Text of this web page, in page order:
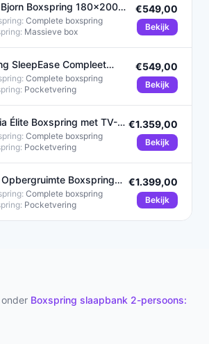
Boxspring 180x200
Pocketvering Matras
Complete boxspring
Massieve box
€549,00
Bekijk
SleepEase Compleet
Zwart Glad
Complete boxspring
Pocketvering
€549,00
Bekijk
Élite Boxspring met TV-
cm Beige
Complete boxspring
Pocketvering
€1.359,00
Bekijk
Boxspring
- Zwart
Complete boxspring
Pocketvering
€1.399,00
Bekijk
Boxspring slaapbank 2-persoons: